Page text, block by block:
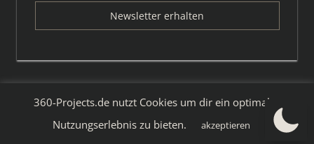
WordPress-Theme: Tortuga von ThemeZee.
360-Projects.de nutzt Cookies um dir ein optimales
Nutzungserlebnis zu bieten.
akzeptieren